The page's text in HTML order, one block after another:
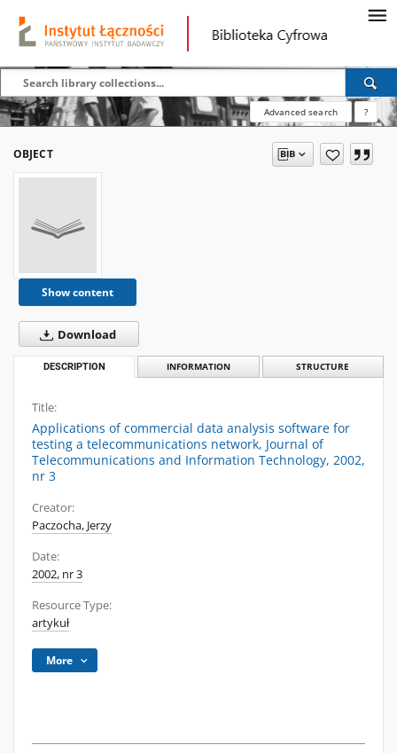
Advanced search ?
OBJECT
Show content
Download
DESCRIPTION INFORMATION STRUCTURE
Title:
Applications of commercial data analysis software for
testing a telecommunications network, Journal of
Telecommunications and Information Technology, 2002,
nr 3
Creator:
Paczocha, Jerzy
Date:
2002, nr 3
Resource Type:
artykuł
More